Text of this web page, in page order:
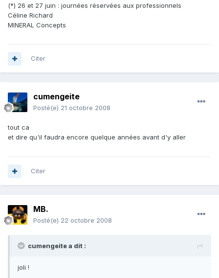
(*) 26 et 27 juin : journées réservées aux professionnels
Céline Richard
MINERAL Concepts
Citer
cumengeite
Posté(e) 21 octobre 2008
tout ca
et dire qu'il faudra encore quelque années avant d'y aller
Citer
MB.
Posté(e) 22 octobre 2008
cumengeite a dit :
joli !